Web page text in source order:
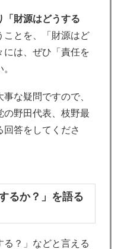
「財源はどうする
ことを、「財源はど
には、ぜひ「責任を
な疑問ですので、
の野田代表、枝野最
答をしてくださ
るか？」を語る
る？」などと言える